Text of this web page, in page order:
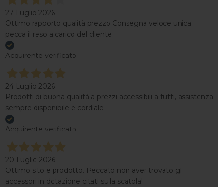
27 Luglio 2026
Ottimo rapporto qualità prezzo Consegna veloce unica
pecca il reso a carico del cliente
Acquirente verificato
24 Luglio 2026
Prodotti di buona qualità a prezzi accessibili a tutti, assistenza
sempre disponibile e cordiale
Acquirente verificato
20 Luglio 2026
Ottimo sito e prodotto. Peccato non aver trovato gli
accessori in dotazione citati sulla scatola!